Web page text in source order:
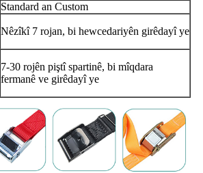
Standard an Custom
Nêzîkî 7 rojan, bi hewcedariyên girêdayî ye
7-30 rojên piştî spartinê, bi mîqdara
fermanê ve girêdayî ye